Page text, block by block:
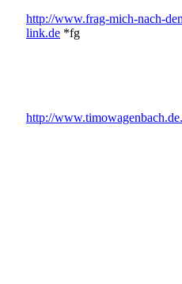
http://www.frag-mich-nach-
link.de *fg
http://